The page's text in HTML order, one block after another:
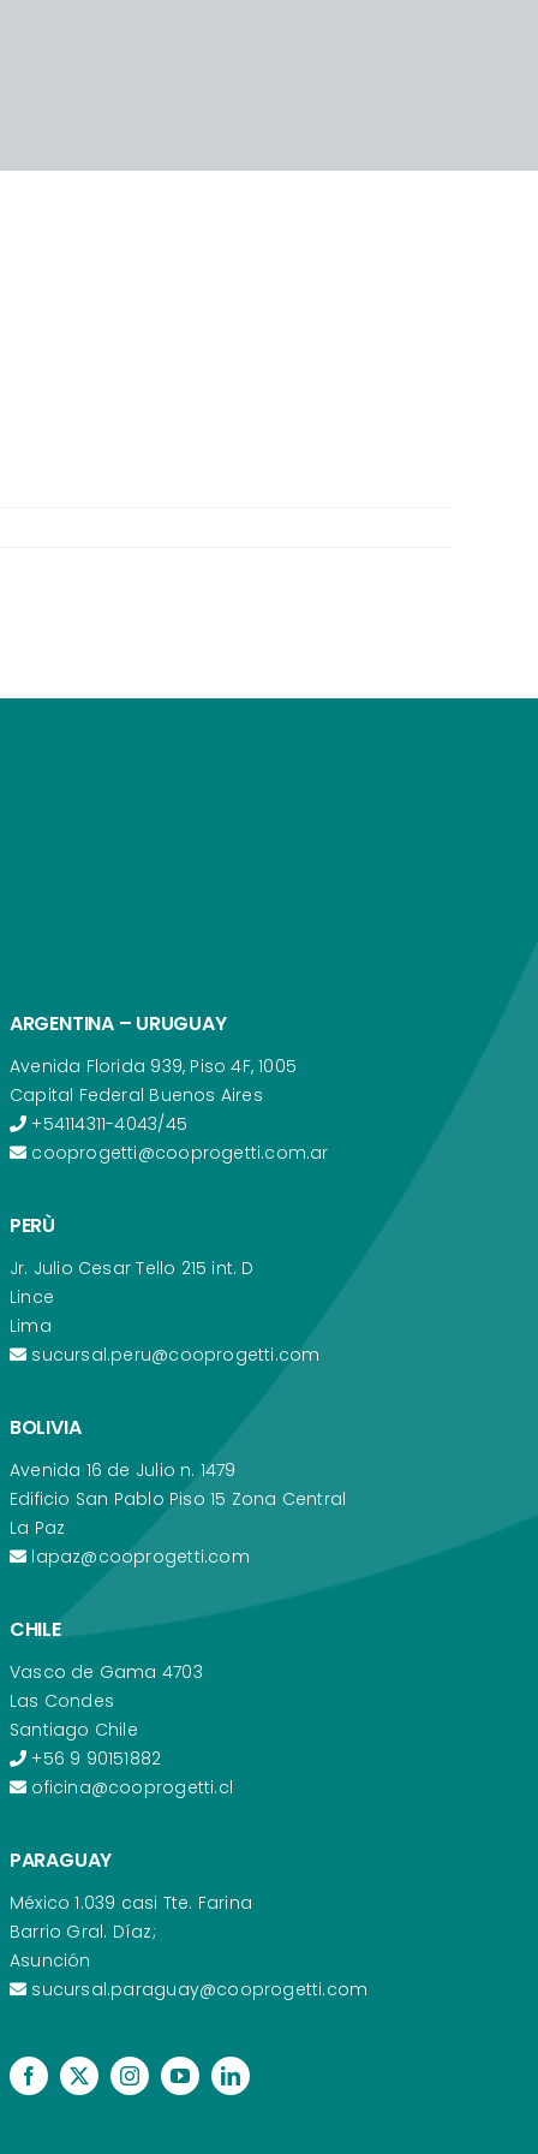
ARGENTINA – URUGUAY
Avenida Florida 939, Piso 4F, 1005
Capital Federal Buenos Aires
+54114311-4043/45
cooprogetti@cooprogetti.com.ar
PERÙ
Jr. Julio Cesar Tello 215 int. D
Lince
Lima
sucursal.peru@cooprogetti.com
BOLIVIA
Avenida 16 de Julio n. 1479
Edificio San Pablo Piso 15 Zona Central
La Paz
lapaz@cooprogetti.com
CHILE
Vasco de Gama 4703
Las Condes
Santiago Chile
+56 9 90151882
oficina@cooprogetti.cl
PARAGUAY
México 1.039 casi Tte. Farina
Barrio Gral. Díaz;
Asunción
sucursal.paraguay@cooprogetti.com